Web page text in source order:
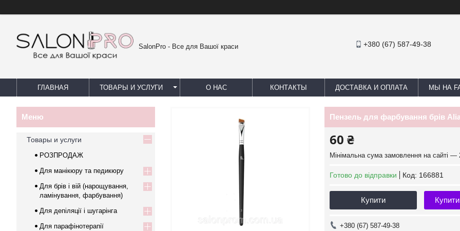
SalonPro - Все для Вашої краси +380 (67) 587-49-38
ГЛАВНАЯ ТОВАРЫ И УСЛУГИ О НАС КОНТАКТЫ ДОСТАВКА И ОПЛАТА МЫ НА
Пензель для фарбування брів
60 ₴
Мінімальна сума замовлення на сайті —
Готово до відправки Код: 166881
Купити
+380 (67) 587-49-38
Товары и услуги
РОЗПРОДАЖ
Для манікюру та педикюру
Для брів і вій (нарощування,
ламінування, фарбування)
Для депіляції і шугарінга
Для парафінотерапії